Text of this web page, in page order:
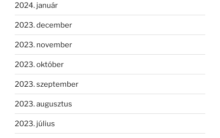
2024. január
2023. december
2023. november
2023. október
2023. szeptember
2023. augusztus
2023. július